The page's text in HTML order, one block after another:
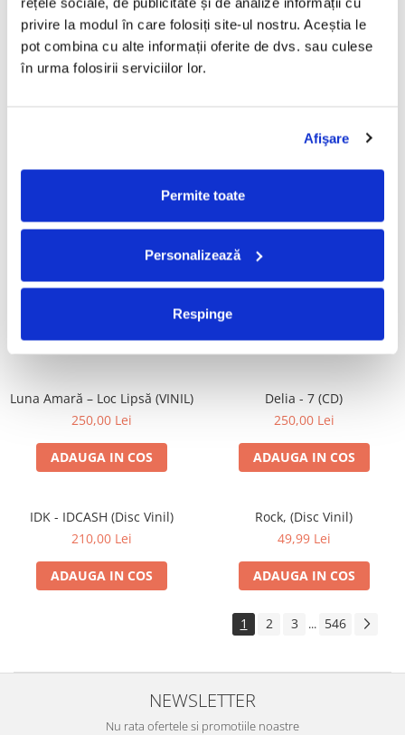
privire la modul în care folosiți site-ul nostru. Aceștia le
pot combina cu alte informații oferite de dvs. sau culese
în urma folosirii serviciilor lor.
Afişare
Permite toate
Personalizează
Respinge
29,99 Lei
ADAUGA IN COS
Tot, (CD)
99,99 Lei
189,00 Lei
50,00 Lei
Cargo- Spiritus Sanctus (Editie
Aniversara) (Disc Vinil)
ADAUGA IN COS
Partizan - Am Cu Ce (Disc
Vinil)
ADAUGA IN COS
Luna Amară – Loc Lipsă (VINIL)
250,00 Lei
ADAUGA IN COS
Delia - 7 (CD)
250,00 Lei
ADAUGA IN COS
IDK - IDCASH (Disc Vinil)
210,00 Lei
ADAUGA IN COS
Rock, (Disc Vinil)
49,99 Lei
ADAUGA IN COS
1 2 3 ... 546
NEWSLETTER
Nu rata ofertele si promotiile noastre